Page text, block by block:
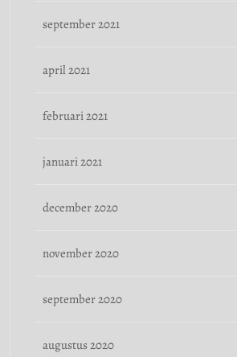
september 2021
april 2021
februari 2021
januari 2021
december 2020
november 2020
september 2020
augustus 2020